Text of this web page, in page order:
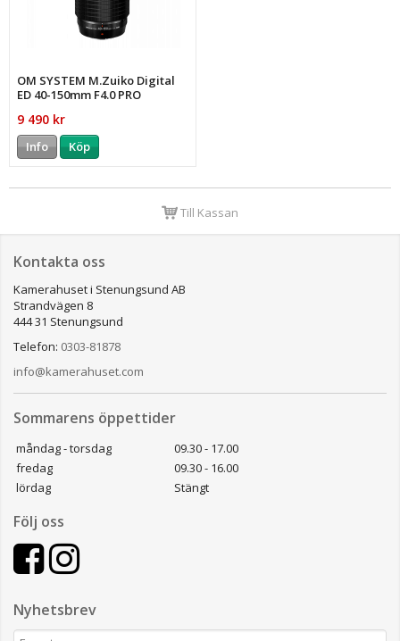
OM SYSTEM M.Zuiko Digital
ED 40-150mm F4.0 PRO
9 490 kr
Info Köp
Till Kassan
Kontakta oss
Kamerahuset i Stenungsund AB
Strandvägen 8
444 31 Stenungsund
Telefon: 0303-81878
info@kamerahuset.com
Sommarens öppettider
måndag - torsdag
09.30 - 17.00
fredag
09.30 - 16.00
lördag
Stängt
Följ oss
Nyhetsbrev